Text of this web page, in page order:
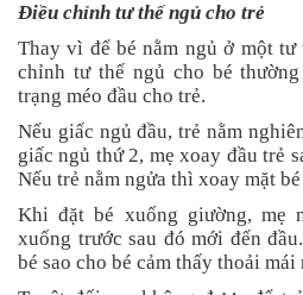
Điều chỉnh tư thế ngủ cho trẻ
Thay vì để bé nằm ngủ ở một tư
chỉnh tư thế ngủ cho bé
trạng méo đầu cho trẻ.
Nếu giấc ngủ đầu, trẻ nằm
giấc ngủ thứ 2, mẹ xoay đầu trẻ
Nếu trẻ nằm ngửa thì xoay mặt
Khi đặt bé xuống giường, mẹ
xuống trước sau đó mới đến
bé sao cho bé cảm thấy thoải